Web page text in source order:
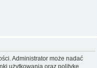
Administrator może nadać
użytkowania oraz politykę